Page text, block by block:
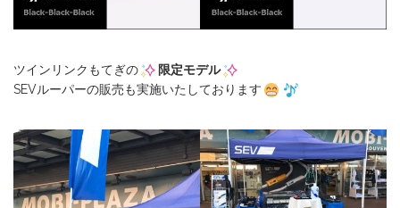
ツインリンクもてぎの
限定モデル
SEVルーパーの販売も実施いたしております